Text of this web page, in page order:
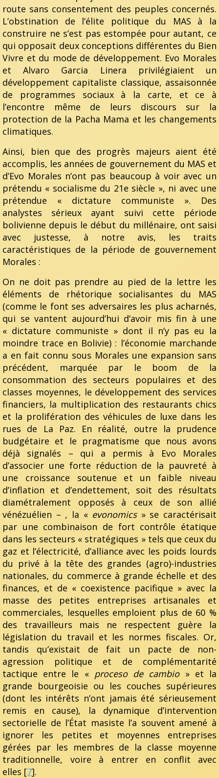
route sans consentement des peuples concernés.
L’obstination de l’élite politique du MAS à la
construire ne s’est pas estompée pour autant, ce
qui opposait deux conceptions différentes du Bien
Vivre et du mode de développement. Evo Morales
et Alvaro Garcia Linera privilégiaient un
développement capitaliste classique, assaisonnée
de programmes sociaux à la carte, et ce à
l’encontre même de leurs discours sur la
protection de la Pacha Mama et les changements
climatiques.
Ainsi, bien que des progrès majeurs aient été
accomplis, les années de gouvernement du MAS et
d’Evo Morales n’ont pas beaucoup à voir avec un
prétendu « socialisme du 21e siècle », ni avec une
prétendue « dictature communiste ». Des
analystes sérieux ayant suivi cette période
bolivienne depuis le début du millénaire, ont saisi
avec justesse, à notre avis, les traits
caractéristiques de la période de gouvernement
Morales :
On ne doit pas prendre au pied de la lettre les
éléments de rhétorique socialisantes du MAS
(comme le font ses adversaires les plus acharnés,
qui se vantent aujourd’hui d’avoir mis fin à une
« dictature communiste » dont il n’y pas eu la
moindre trace en Bolivie) : l’économie marchande
a en fait connu sous Morales une expansion sans
précédent, marquée par le boom de la
consommation des secteurs populaires et des
classes moyennes, le développement des services
financiers, la multiplication des restaurants chics
et la prolifération des véhicules de luxe dans les
rues de La Paz. En réalité, outre la prudence
budgétaire et le pragmatisme que nous avons
déjà signalés – qui a permis à Evo Morales
d’associer une forte réduction de la pauvreté à
une croissance soutenue et un faible niveau
d’inflation et d’endettement, soit des résultats
diamétralement opposés à ceux de son allié
vénézuélien – , la « evonomics» se caractérisait
par une combinaison de fort contrôle étatique
dans les secteurs « stratégiques » tels que ceux du
gaz et l’électricité, d’alliance avec les poids lourds
du privé à la tête des grandes (agro)-industries
nationales, du commerce à grande échelle et des
finances, et de « coexistence pacifique » avec la
masse des petites entreprises artisanales et
commerciales, lesquelles emploient plus de 60 %
des travailleurs mais ne respectent guère la
législation du travail et les normes fiscales. Or,
tandis qu’existait de fait un pacte de non-
agression politique et de complémentarité
tactique entre le « proceso de cambio» et la
grande bourgeoisie ou les couches supérieures
(dont les intérêts n’ont jamais été sérieusement
remis en cause), la dynamique d’intervention
sectorielle de l’État masiste l’a souvent amené à
ignorer les petites et moyennes entreprises
gérées par les membres de la classe moyenne
traditionnelle, voire à entrer en conflit avec
elles [7].